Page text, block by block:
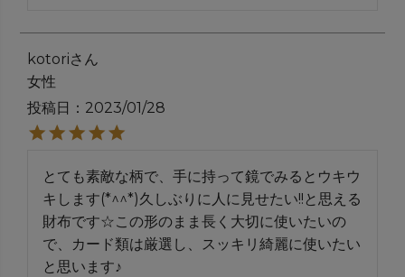
kotori
女性
投稿日
2023/01/28
とても素敵な柄で、手に持って鏡でみるとウキウ
キします(*^^*)久しぶりに人に見せたい!!と思える
財布です☆この形のまま長く大切に使いたいの
で、カード類は厳選し、スッキリ綺麗に使いたい
と思います♪